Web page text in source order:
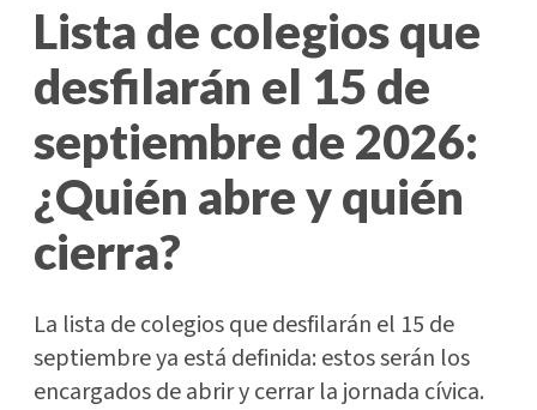
Lista de colegios que
desfilarán el 15 de
septiembre de 2026:
¿Quién abre y quién
cierra?
La lista de colegios que desfilarán el 15 de
septiembre ya está definida: estos serán los
encargados de abrir y cerrar la jornada cívica.